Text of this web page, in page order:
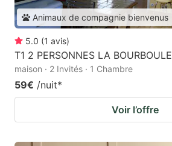
Animaux de compagnie bienvenus
5.0 (1 avis)
T1 2 PERSONNES LA BOURBOULE
maison · 2 Invités · 1 Chambre
59€ /nuit*
Voir l’offre